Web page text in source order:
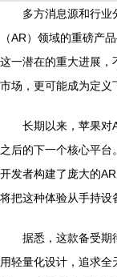
多方消息源和行业
（AR）领域的重磅产
这一潜在的重大进展，
市场，更可能成为定义
长期以来，苹果对
之后的下一个核心平台
开发者构建了庞大的
将把这种体验从手持设
据悉，这款备受期
用轻量化设计，追求